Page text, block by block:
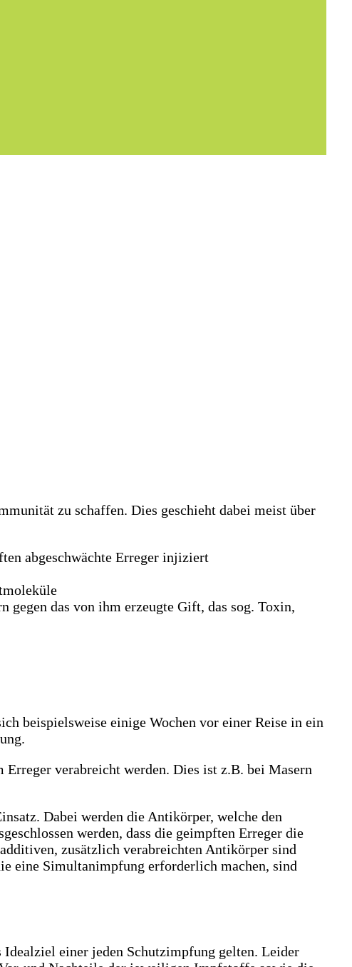
zu schaffen. Dies geschieht dabei meist über
abgeschwächte Erreger injiziert
das von ihm erzeugte Gift, das sog. Toxin,
beispielsweise einige Wochen vor einer Reise in ein
verabreicht werden. Dies ist z.B. bei Masern
Dabei werden die Antikörper, welche den
werden, dass die geimpften Erreger die
zusätzlich verabreichten Antikörper sind
eine Simultanimpfung erforderlich machen, sind
einer jeden Schutzimpfung gelten. Leider